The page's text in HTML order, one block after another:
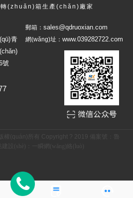
轉(zhuǎn)箱生產(chǎn)廠家
青
號
郵箱：sales@qdruoxian.com
網(wǎng)址：www.039282722.com
權(quán)所有 Copyright ? 2019 備案號：
設(shè) 一瞬網(wǎng)絡(luò)